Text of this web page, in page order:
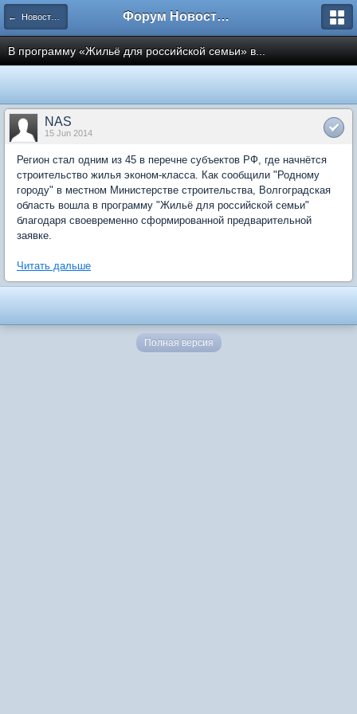
← Новости рынка недвижимости Форум Новостройки
В программу «Жильё для российской семьи» в...
NAS
15 Jun 2014
Регион стал одним из 45 в перечне субъектов РФ, где начнётся
строительство жилья эконом-класса. Как сообщили "Родному
городу" в местном Министерстве строительства, Волгоградская
область вошла в программу "Жильё для российской семьи"
благодаря своевременно сформированной предварительной
заявке.
Читать дальше
Полная версия